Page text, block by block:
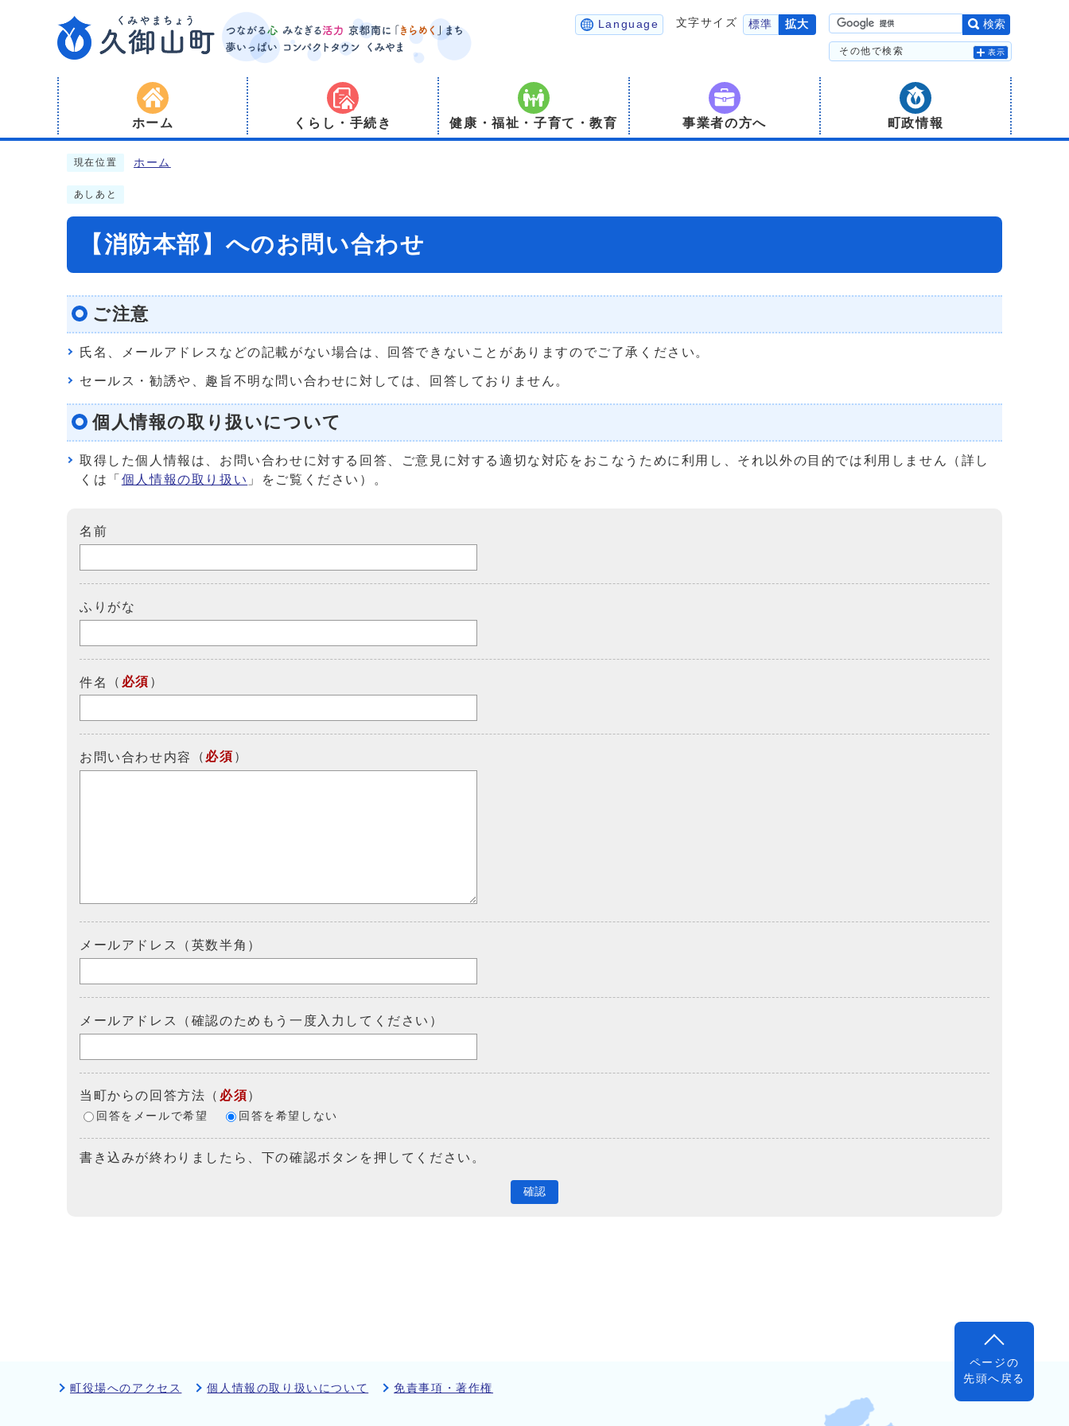
Language 文字サイズ 標準 拡大 検索
その他で検索 表示
ホーム くらし・手続き 健康・福祉・子育て・教育 事業者の方へ 町政情報
現在位置 ホーム
あしあと
【消防本部】へのお問い合わせ
ご注意
氏名、メールアドレスなどの記載がない場合は、回答できないことがありますのでご了承ください。
セールス・勧誘や、趣旨不明な問い合わせに対しては、回答しておりません。
個人情報の取り扱いについて
取得した個人情報は、お問い合わせに対する回答、ご意見に対する適切な対応をおこなうために利用し、それ以外の目的では利用しません（詳し
くは「 個人情報の取り扱い 」をご覧ください）。
名前
ふりがな
件名 （ 必須 ）
お問い合わせ内容 （ 必須 ）
メールアドレス（英数半角）
メールアドレス（確認のためもう一度入力してください）
当町からの回答方法 （ 必須）
回答をメールで希望 回答を希望しない
書き込みが終わりましたら、下の確認ボタンを押してください。
確認
ページの
先頭へ戻る
町役場へのアクセス
個人情報の取り扱いについて 免責事項・著作権